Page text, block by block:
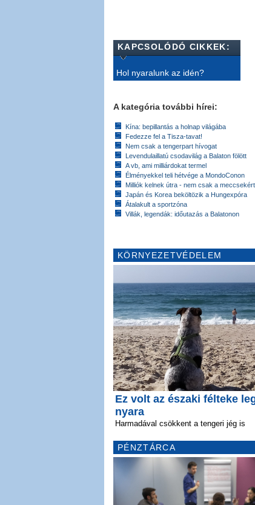
KAPCSOLÓDÓ CIKKEK:
Hol nyaralunk az idén?
A kategória további hírei:
Kína: bepillantás a holnap világába
Fedezze fel a Tisza-tavat!
Nem csak a tengerpart hívogat
Levendulaillatú csodavilág a Balaton fölött
A vb, ami milliárdokat termel
Élményekkel teli hétvége a MondoConon
Milliók kelnek útra - nem csak a meccsekért
Japán és Korea beköltözik a Hungexpóra
Átalakult a sportzóna
Villák, legendák: időutazás a Balatonon
KÖRNYEZETVÉDELEM
Ez volt az északi félteke
nyara
Harmadával csökkent a tengeri jég is
PÉNZTÁRCA